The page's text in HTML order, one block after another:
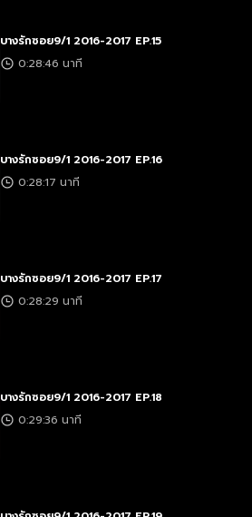
บางรักซอย9/1 2016-2017 EP.15
0:28:46 นาที
บางรักซอย9/1 2016-2017 EP.16
0:28:17 นาที
บางรักซอย9/1 2016-2017 EP.17
0:28:29 นาที
บางรักซอย9/1 2016-2017 EP.18
0:29:36 นาที